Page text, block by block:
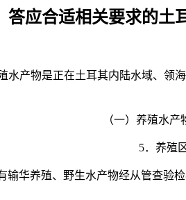
答应合适相关要求的土
产物是正在土耳其内陆水域、领海
（一）养殖水产物
5．养殖区
养殖、野生水产物经从管查验检